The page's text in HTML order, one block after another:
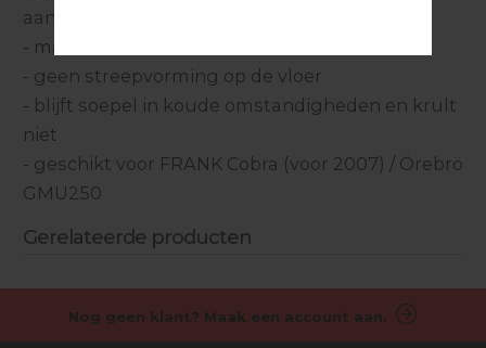
aanhechten van lijmen
- maximaal rendement van stroomtoevoer
- geen streepvorming op de vloer
- blijft soepel in koude omstandigheden en krult
niet
- geschikt voor FRANK Cobra (voor 2007) / Örebrö
GMU250
Gerelateerde producten
Nog geen klant? Maak een account aan.